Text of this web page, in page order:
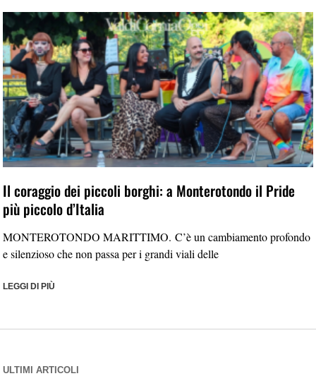
Il coraggio dei piccoli borghi: a Monterotondo il Pride
più piccolo d’Italia
MONTEROTONDO MARITTIMO. C’è un cambiamento profondo
e silenzioso che non passa per i grandi viali delle
LEGGI DI PIÙ
ULTIMI ARTICOLI